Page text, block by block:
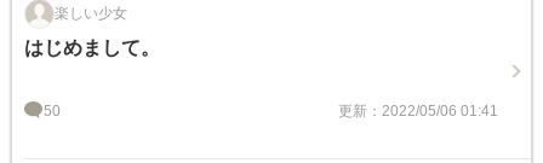
楽しい少女
はじめまして。
50 更新：2022/05/06 01:41